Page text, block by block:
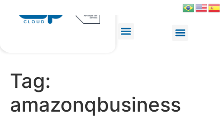
Tag:
amazonqbusiness